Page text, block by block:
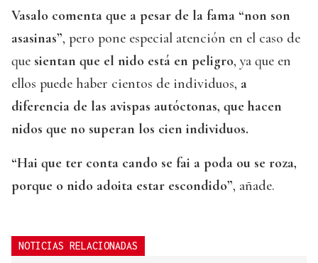
Vasalo comenta que a pesar de la fama “non son
asasinas”, pero pone especial atención en el caso de
que sientan que el nido está en peligro, ya que en
ellos puede haber cientos de individuos, a
diferencia de las avispas autóctonas, que hacen
nidos que no superan los cien individuos.
“Hai que ter conta cando se fai a poda ou se roza,
porque o nido adoita estar escondido”, añade.
NOTICIAS RELACIONADAS